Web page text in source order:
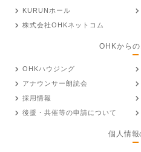
KURUNホール
株式会社OHKネットコム
OHKから
OHKハウジング
アナウンサー朗読会
採用情報
後援・共催等の申請について
個人情報